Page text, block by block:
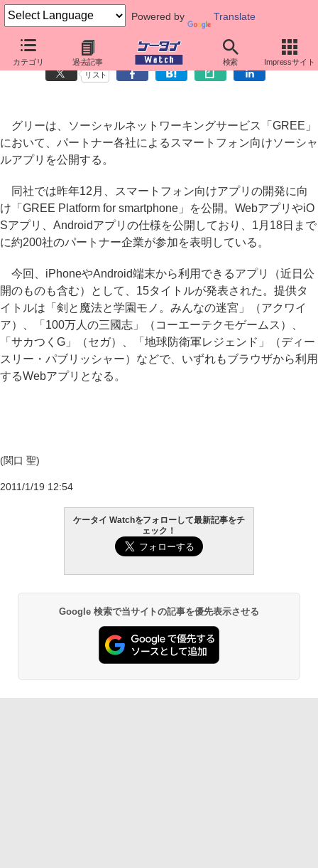
Powered by Translate
カテゴリ 過去記事 検索 Impressサイト
GREE、スマートフォン向けにソーシャルアプリを提供開始
リスト
グリーは、ソーシャルネットワーキングサービス「GREE」
において、パートナー各社によるスマートフォン向けソーシャ
ルアプリを公開する。
同社では昨年12月、スマートフォン向けアプリの開発に向
け「GREE Platform for smartphone」を公開。WebアプリやiO
Sアプリ、Androidアプリの仕様を公開しており、1月18日まで
に約200社のパートナー企業が参加を表明している。
今回、iPhoneやAndroid端末から利用できるアプリ（近日公
開のものも含む）として、15タイトルが発表された。提供タ
イトルは「剣と魔法と学園モノ。みんなの迷宮」（アクワイ
ア）、「100万人の三國志」（コーエーテクモゲームス）、
「サカつくG」（セガ）、「地球防衛軍レジェンド」（ディー
スリー・パブリッシャー）などで、いずれもブラウザから利用
するWebアプリとなる。
(関口 聖)
2011/1/19 12:54
ケータイ Watchをフォローして最新記事をチ
ェック！
Google 検索で当サイトの記事を優先表示させる